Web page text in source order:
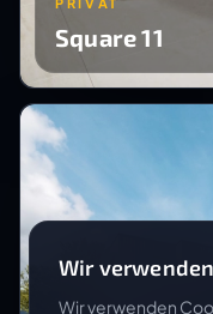
Square 11
Wir
Wir verwenden